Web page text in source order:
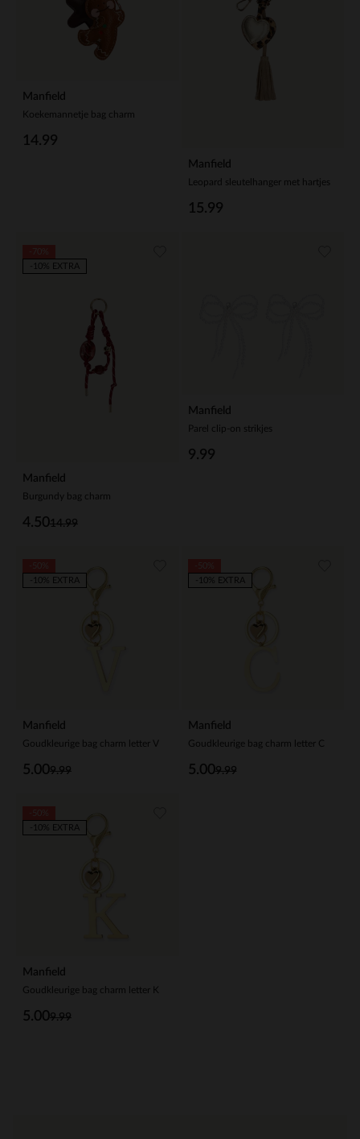
Manfield
Koekemannetje bag charm
14.99
Manfield
Leopard sleutelhanger met hartjes
15.99
Manfield
Burgundy bag charm
14.99
4.50
-10% EXTRA
Manfield
Parel clip-on strikjes
9.99
Manfield
Goudkleurige bag charm letter V
9.99
5.00
-10% EXTRA
Manfield
Goudkleurige bag charm letter C
9.99
5.00
-10% EXTRA
Manfield
Goudkleurige bag charm letter K
9.99
5.00
-10% EXTRA